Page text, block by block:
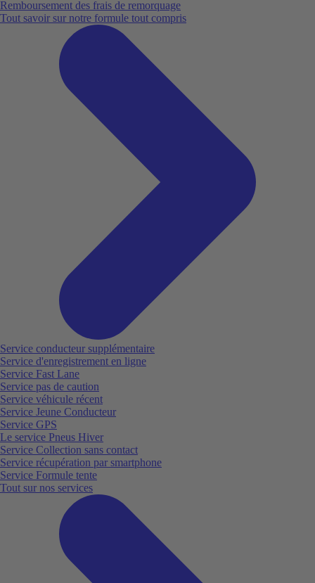
Remboursement des frais de remorquage
Tout savoir sur notre formule tout compris
Service conducteur supplémentaire
Service d'enregistrement en ligne
Service Fast Lane
Service pas de caution
Service véhicule récent
Service Jeune Conducteur
Service GPS
Le service Pneus Hiver
Service Collection sans contact
Service récupération par smartphone
Service Formule tente
Tout sur nos services